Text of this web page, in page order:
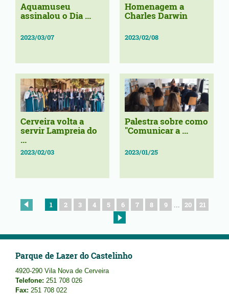
Aquamuseu
assinalou o Dia ...
2023/03/07
Homenagem a
Charles Darwin
2023/02/08
Cerveira volta a
servir Lampreia do
...
2023/02/03
Palestra sobre como
"Comunicar a ...
2023/01/25
1 2 3 4 5 6 7 8 9 ... 20 21
Parque de Lazer do Castelinho
4920-290 Vila Nova de Cerveira
Telefone: 251 708 026
Fax: 251 708 022